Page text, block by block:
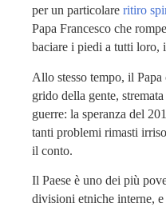
per un particolare ritiro
Papa Francesco che
baciare i piedi a tutti loro,
Allo stesso tempo, il
grido della gente,
guerre: la speranza del
tanti problemi rimasti
il conto.
Il Paese è uno dei più
divisioni etniche interne,